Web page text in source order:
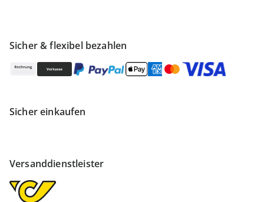
Sicher & flexibel bezahlen
Sicher einkaufen
Versanddienstleister